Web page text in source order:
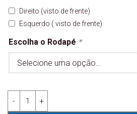
Direito (visto de frente)
Esquerdo ( visto de frente)
Escolha o Rodapé *
Quantidade de Sofá Chaiselongue